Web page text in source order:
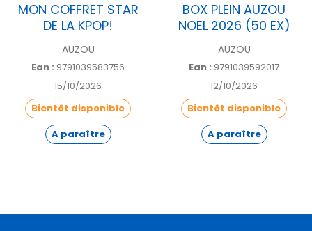
MON COFFRET STAR
DE LA KPOP!
AUZOU
Ean : 9791039583756
15/10/2026
Bientôt disponible
A paraître
BOX PLEIN AUZOU
NOEL 2026 (50 EX)
AUZOU
Ean : 9791039592017
12/10/2026
Bientôt disponible
A paraître